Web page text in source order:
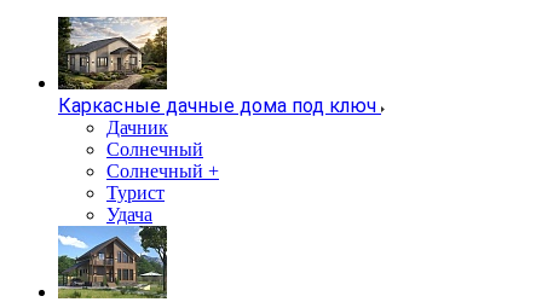
Каркасные дачные дома под ключ
Дачник
Солнечный
Солнечный +
Турист
Удача